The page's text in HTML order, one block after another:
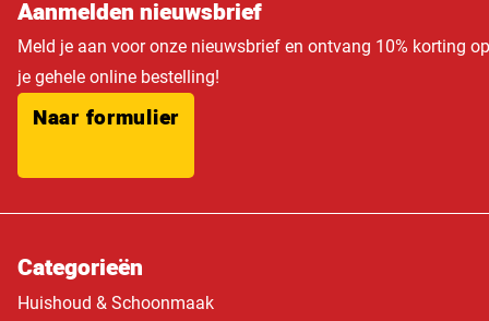
Aanmelden nieuwsbrief
Meld je aan voor onze nieuwsbrief en ontvang 10% korting op
je gehele online bestelling!
Naar formulier
Categorieën
Huishoud & Schoonmaak